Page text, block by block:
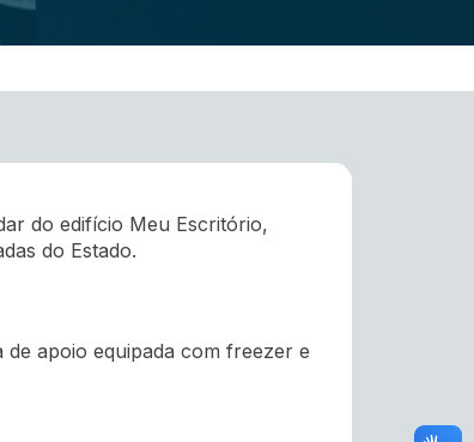
do edifício Meu Escritório,
do Estado.
apoio equipada com freezer e